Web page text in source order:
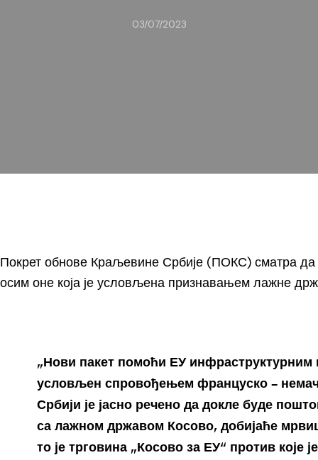
03/07/2023
Покрет обнове Краљевине Србије (ПОКС) сматра
осим оне која је условљена признавањем лажне
„Нови пакет помоћи ЕУ инфраструктурним
условљен спровођењем француско –
Србији је јасно речено да докле буде
са лажном државом Косово, добијаће
то је трговина „Косово за ЕУ“ против које